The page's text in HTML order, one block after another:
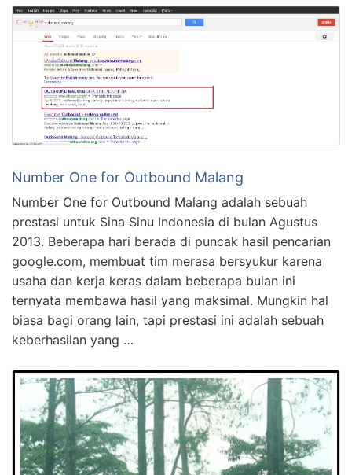
Number One for Outbound Malang
Number One for Outbound Malang adalah sebuah
prestasi untuk Sina Sinu Indonesia di bulan Agustus
2013. Beberapa hari berada di puncak hasil pencarian
google.com, membuat tim merasa bersyukur karena
usaha dan kerja keras dalam beberapa bulan ini
ternyata membawa hasil yang maksimal. Mungkin hal
biasa bagi orang lain, tapi prestasi ini adalah sebuah
keberhasilan yang …